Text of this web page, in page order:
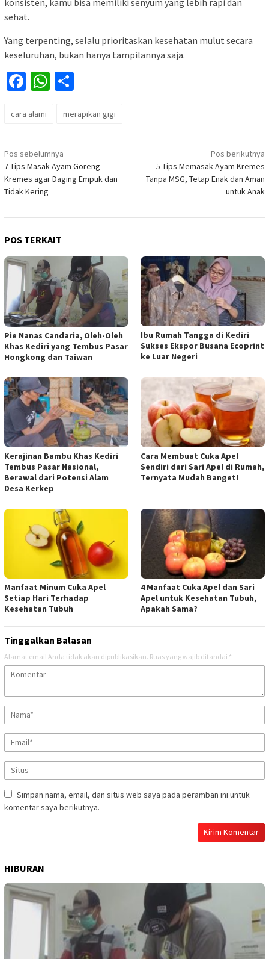
konsisten, kamu bisa memiliki senyum yang lebih rapi dan
sehat.
Yang terpenting, selalu prioritaskan kesehatan mulut secara
keseluruhan, bukan hanya tampilannya saja.
Facebook
WhatsApp
cara alami merapikan gigi
Navigasi
pos
Pos sebelumnya
7 Tips Masak Ayam Goreng
Kremes agar Daging Empuk dan
Tidak Kering
Pos berikutnya
5 Tips Memasak Ayam Kremes
Tanpa MSG, Tetap Enak dan Aman
untuk Anak
POS TERKAIT
Pie Nanas Candaria, Oleh-Oleh
Khas Kediri yang Tembus Pasar
Hongkong dan Taiwan
Ibu Rumah Tangga di Kediri
Sukses Ekspor Busana Ecoprint
ke Luar Negeri
Kerajinan Bambu Khas Kediri
Tembus Pasar Nasional,
Berawal dari Potensi Alam
Desa Kerkep
Cara Membuat Cuka Apel
Sendiri dari Sari Apel di Rumah,
Ternyata Mudah Banget!
Manfaat Minum Cuka Apel
Setiap Hari Terhadap
Kesehatan Tubuh
4 Manfaat Cuka Apel dan Sari
Apel untuk Kesehatan Tubuh,
Apakah Sama?
Tinggalkan Balasan
Alamat email Anda tidak akan dipublikasikan. Ruas yang wajib ditandai *
Simpan nama, email, dan situs web saya pada peramban ini untuk
komentar saya berikutnya.
HIBURAN